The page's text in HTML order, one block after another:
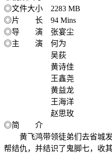
◎文件大小 2283 MB
◎片 长 94 Mins
◎导 演 张宴尘
◎主 演 何为
吴荻
黄诗佳
王鑫尧
黄益龙
王海洋
赵思玫
◎简 介
黄飞鸿带领徒弟们去省城发
帮结仇，并结识了鬼脚七，收